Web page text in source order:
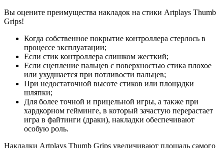
Вы оцените преимущества накладок на стики Artplays Thumb
Grips!
Когда собственное покрытие контроллера стерлось в
процессе эксплуатации;
Если стик контроллера слишком жесткий;
Если сцепление пальцев с поверхностью стика плохое
или ухудшается при потливости пальцев;
При недостаточной высоте стиков или площадки
шляпки;
Для более точной и прицельной игры, а также при
хардкорном гейминге, в который зачастую перерастает
игра в файтинги (драки), накладки обеспечивают
особую роль.
Накладки Artplays Thumb Grips увеличивают площадь самого